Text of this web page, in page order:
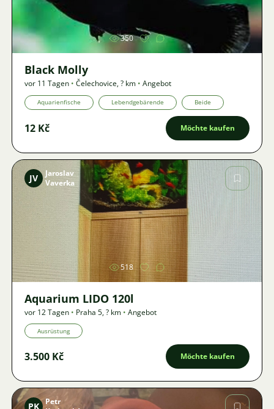
350
Black Molly
vor 11 Tagen • Čelechovice,? km • Angebot
Aquarienfische Lebendgebärende Beide
12 Kč Möchte kaufen
Bild
JV
Jaroslav
Vaverka
518
Aquarium LIDO 120l
vor 12 Tagen • Praha 5,? km • Angebot
Ausrüstung
3.500 Kč Möchte kaufen
PK
Petr